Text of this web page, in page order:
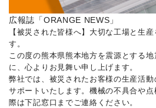
広報誌「ORANGE NEWS」
【被災された皆様へ】大切な工場と生
す。
この度の熊本県熊本地方を震源とする
に、心よりお見舞い申し上げます。
弊社では、被災されたお客様の生産活
サポートいたします。機械の不具合や
際は下記窓口までご連絡ください。